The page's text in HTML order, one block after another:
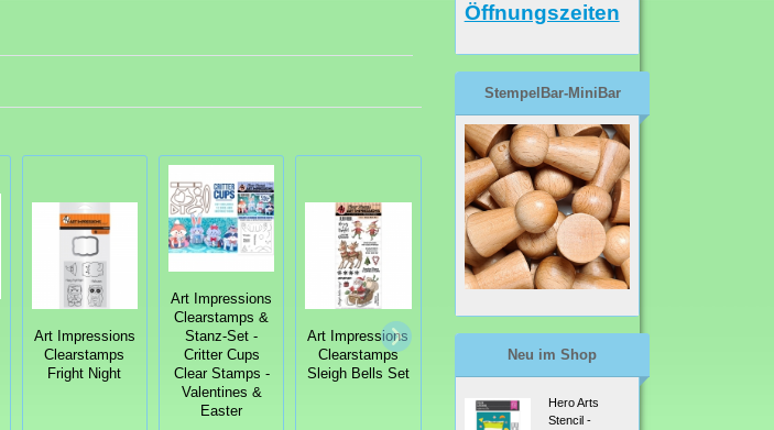
Art Impressions
Clearstamps
Fright Night
Art Impressions
Clearstamps &
Stanz-Set -
Critter Cups
Clear Stamps -
Valentines &
Easter
Art Impressions
Clearstamps
Sleigh Bells Set
Art Impressions
Clearstamps
Meerkat Set
MINI SHAKERS
Wheelie
Öffnungszeiten
StempelBar-MiniBar
Neu im Shop
Hero Arts
Stencil -